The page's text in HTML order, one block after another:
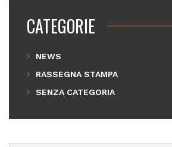
CATEGORIE
NEWS
RASSEGNA STAMPA
SENZA CATEGORIA